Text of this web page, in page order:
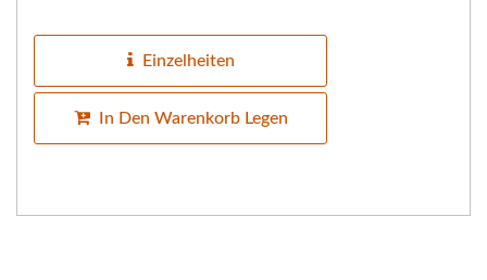
Tofumulde-Drehbox bis zum Ende,...
Einzelheiten
In Den Warenkorb Legen